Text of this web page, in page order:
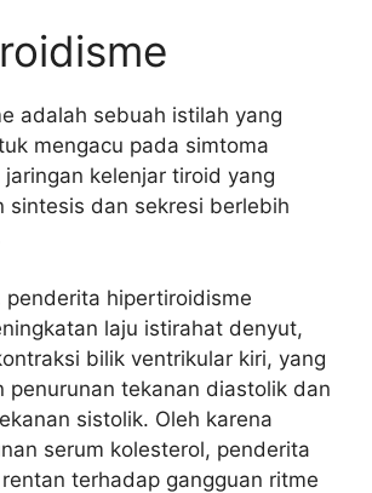
adalah sebuah istilah yang
mengacu pada simtoma
kelenjar tiroid yang
sintesis dan sekresi berlebih
penderita hipertiroidisme
laju istirahat denyut,
bilik ventrikular kiri, yang
penurunan tekanan diastolik dan
sistolik. Oleh karena
serum kolesterol, penderita
terhadap gangguan ritme